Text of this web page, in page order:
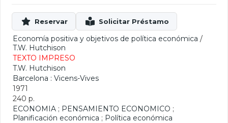
Economía positiva y objetivos de política económica /
T.W. Hutchison
TEXTO IMPRESO
T.W. Hutchison
Barcelona : Vicens-Vives
1971
240 p.
ECONOMIA ; PENSAMIENTO ECONOMICO ;
Planificación económica ; Política económica